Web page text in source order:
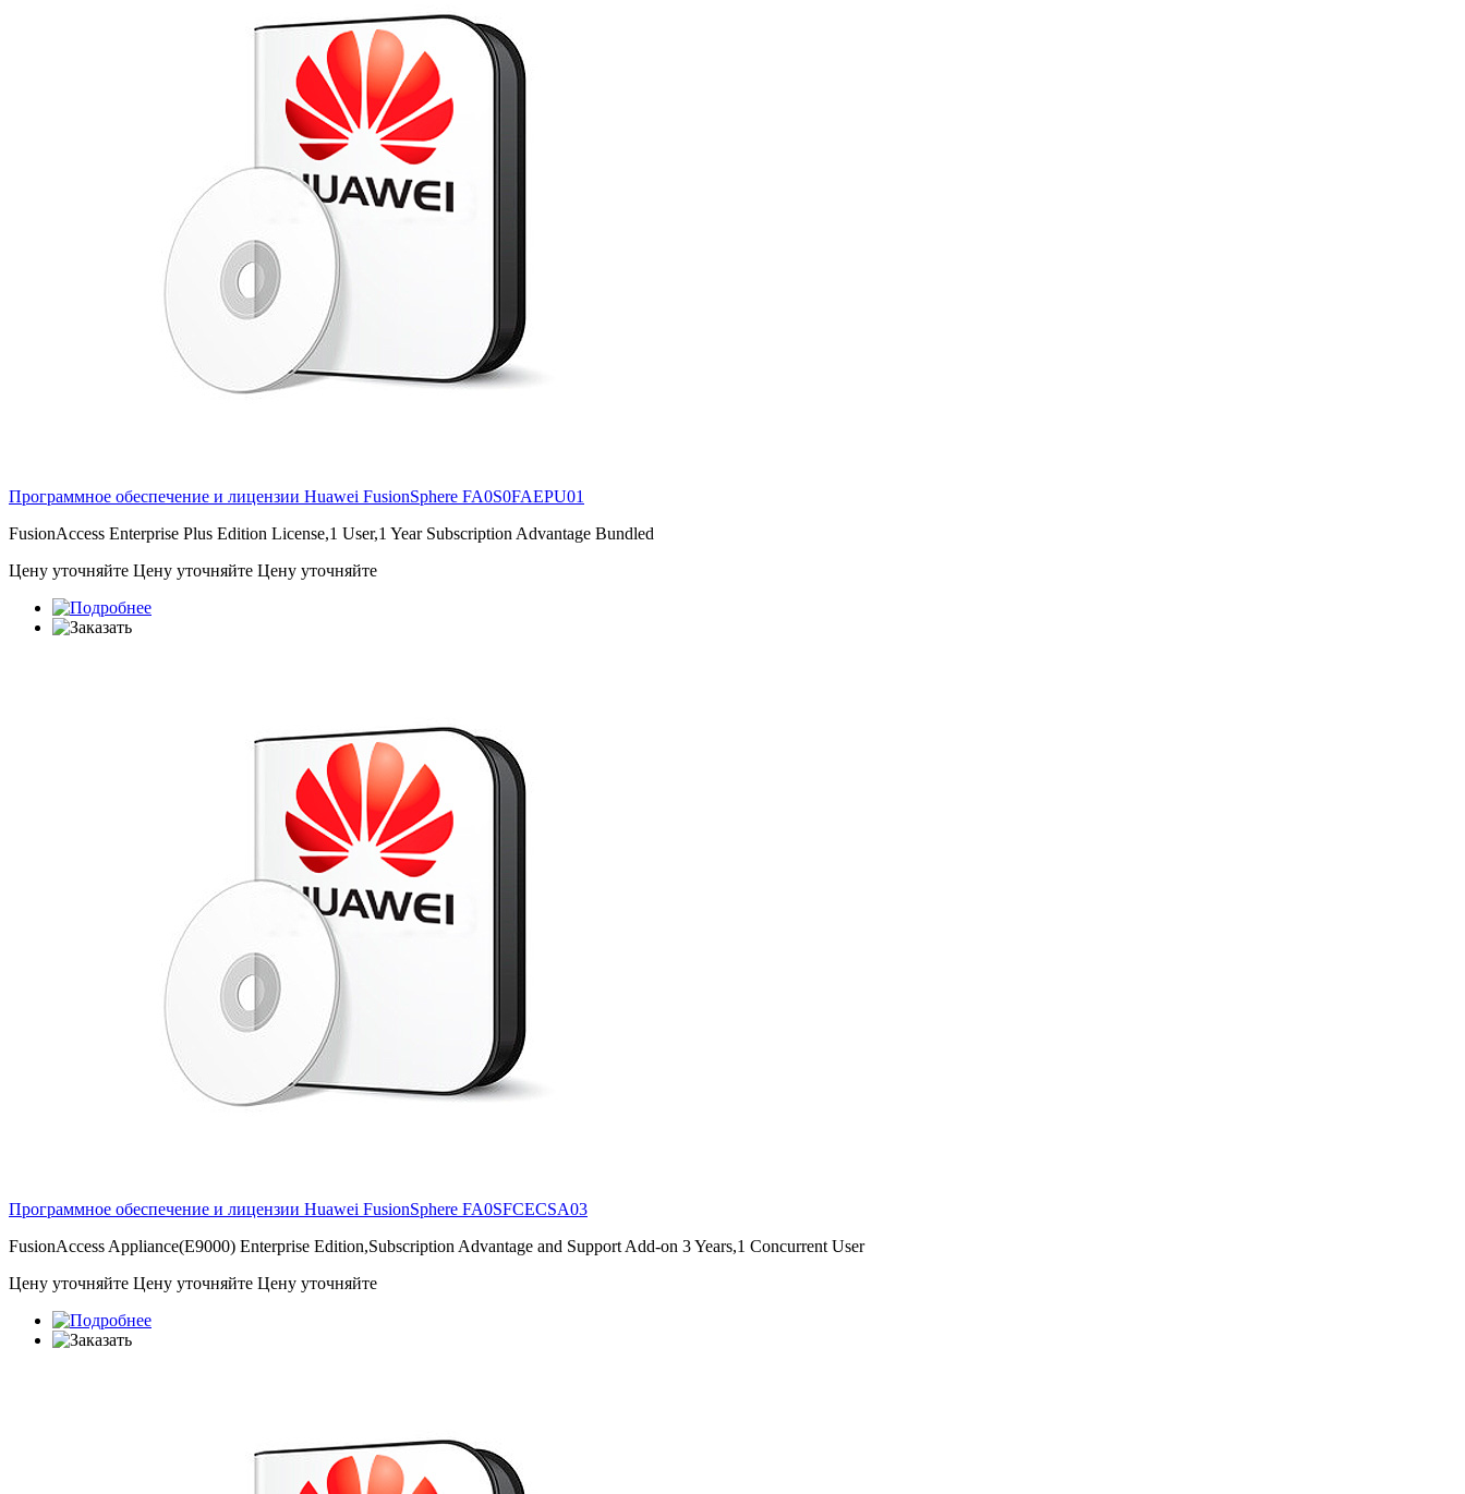
Программное обеспечение и лицензии Huawei FusionSphere FA0S0FAEPU01
FusionAccess Enterprise Plus Edition License,1 User,1 Year Subscription Advantage Bundled
Цену уточняйте Цену уточняйте Цену уточняйте
Программное обеспечение и лицензии Huawei FusionSphere FA0SFCECSA03
FusionAccess Appliance(E9000) Enterprise Edition,Subscription Advantage and Support Add-on 3 Years,1 Concurrent User
Цену уточняйте Цену уточняйте Цену уточняйте